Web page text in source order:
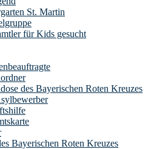
St. Martin
für Kids gesucht
des Bayerischen Roten Kreuzes
Bayerischen Roten Kreuzes